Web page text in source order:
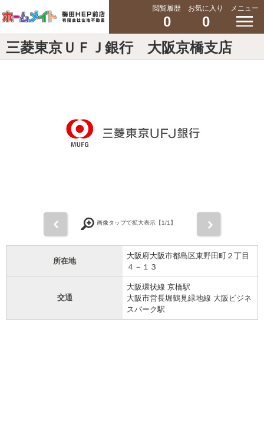
閲覧履歴
0
お気に入り
0
メニュー
三菱東京ＵＦＪ銀行 大阪京橋支店
画像タップで拡大表示【1/1】
所在地
大阪府大阪市都島区東野田町２丁目
４－１３
交通
大阪環状線 京橋駅
大阪市営長堀鶴見緑地線 大阪ビジネ
スパーク駅